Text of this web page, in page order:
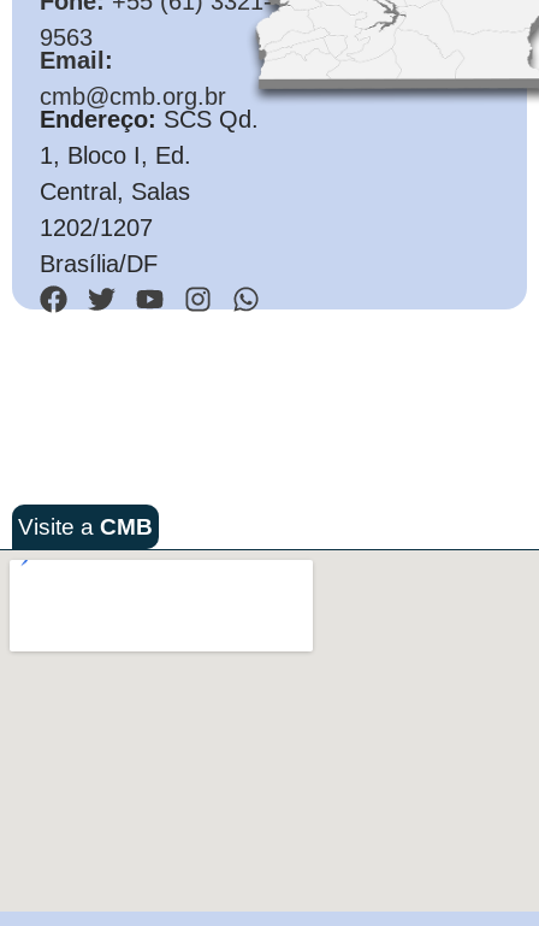
9563
Email:
cmb@cmb.org.br
Endereço: SCS Qd.
1, Bloco I, Ed.
Central, Salas
1202/1207
Brasília/DF
Visite a CMB